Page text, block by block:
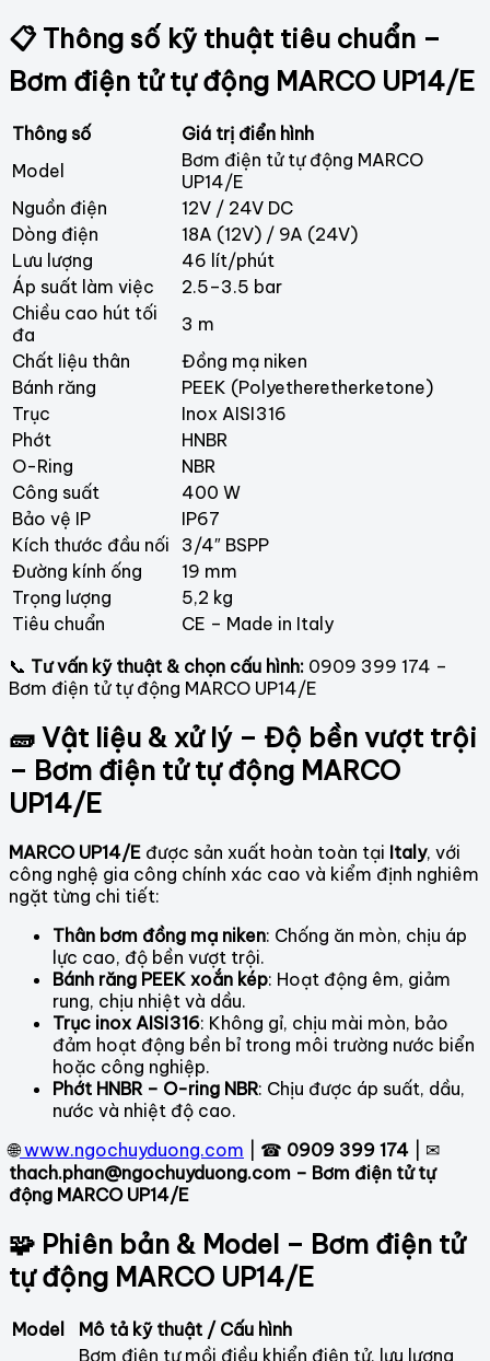
📋 Thông số kỹ thuật tiêu chuẩn –
Bơm điện tử tự động MARCO UP14/E
Thông số
Giá trị điển hình
Model
Bơm điện tử tự động MARCO
UP14/E
Nguồn điện
12V / 24V DC
Dòng điện
18A (12V) / 9A (24V)
Lưu lượng
46 lít/phút
Áp suất làm việc
2.5–3.5 bar
Chiều cao hút tối
đa
3 m
Chất liệu thân
Đồng mạ niken
Bánh răng
PEEK (Polyetheretherketone)
Trục
Inox AISI316
Phớt
HNBR
O-Ring
NBR
Công suất
400 W
Bảo vệ IP
IP67
Kích thước đầu nối
3/4″ BSPP
Đường kính ống
19 mm
Trọng lượng
5,2 kg
Tiêu chuẩn
CE – Made in Italy
📞 Tư vấn kỹ thuật & chọn cấu hình: 0909 399 174 –
Bơm điện tử tự động MARCO UP14/E
🧱 Vật liệu & xử lý – Độ bền vượt trội
– Bơm điện tử tự động MARCO
UP14/E
MARCO UP14/E được sản xuất hoàn toàn tại Italy, với
công nghệ gia công chính xác cao và kiểm định nghiêm
ngặt từng chi tiết:
Thân bơm đồng mạ niken: Chống ăn mòn, chịu áp
lực cao, độ bền vượt trội.
Bánh răng PEEK xoắn kép: Hoạt động êm, giảm
rung, chịu nhiệt và dầu.
Trục inox AISI316: Không gỉ, chịu mài mòn, bảo
đảm hoạt động bền bỉ trong môi trường nước biển
hoặc công nghiệp.
Phớt HNBR – O-ring NBR: Chịu được áp suất, dầu,
nước và nhiệt độ cao.
🌐 www.ngochuyduong.com | ☎ 0909 399 174 | ✉
thach.phan@ngochuyduong.com – Bơm điện tử tự
động MARCO UP14/E
🧩 Phiên bản & Model – Bơm điện tử
tự động MARCO UP14/E
Model
Mô tả kỹ thuật / Cấu hình
Bơm điện tự mồi điều khiển điện tử, lưu lượng